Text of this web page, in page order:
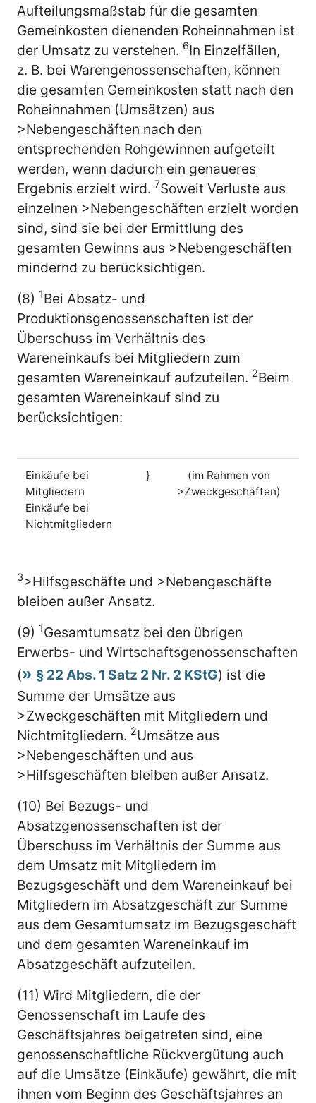
Aufteilungsmaßstab für die gesamten
Gemeinkosten dienenden Roheinnahmen ist
der Umsatz zu verstehen. 6In Einzelfällen,
z. B. bei Warengenossenschaften, können
die gesamten Gemeinkosten statt nach den
Roheinnahmen (Umsätzen) aus
>Nebengeschäften nach den
entsprechenden Rohgewinnen aufgeteilt
werden, wenn dadurch ein genaueres
Ergebnis erzielt wird. 7Soweit Verluste aus
einzelnen >Nebengeschäften erzielt worden
sind, sind sie bei der Ermittlung des
gesamten Gewinns aus >Nebengeschäften
mindernd zu berücksichtigen.
(8) 1Bei Absatz- und
Produktionsgenossenschaften ist der
Überschuss im Verhältnis des
Wareneinkaufs bei Mitgliedern zum
gesamten Wareneinkauf aufzuteilen. 2Beim
gesamten Wareneinkauf sind zu
berücksichtigen:
Einkäufe bei
Mitgliedern
Einkäufe bei
Nichtmitgliedern
}
(im Rahmen von
>Zweckgeschäften)
3>Hilfsgeschäfte und >Nebengeschäfte
bleiben außer Ansatz.
(9) 1Gesamtumsatz bei den übrigen
Erwerbs- und Wirtschaftsgenossenschaften
(
§ 22 Abs. 1 Satz 2 Nr. 2 KStG) ist die
Summe der Umsätze aus
>Zweckgeschäften mit Mitgliedern und
Nichtmitgliedern. 2Umsätze aus
>Nebengeschäften und aus
>Hilfsgeschäften bleiben außer Ansatz.
(10) Bei Bezugs- und
Absatzgenossenschaften ist der
Überschuss im Verhältnis der Summe aus
dem Umsatz mit Mitgliedern im
Bezugsgeschäft und dem Wareneinkauf bei
Mitgliedern im Absatzgeschäft zur Summe
aus dem Gesamtumsatz im Bezugsgeschäft
und dem gesamten Wareneinkauf im
Absatzgeschäft aufzuteilen.
(11) Wird Mitgliedern, die der
Genossenschaft im Laufe des
Geschäftsjahres beigetreten sind, eine
genossenschaftliche Rückvergütung auch
auf die Umsätze (Einkäufe) gewährt, die mit
ihnen vom Beginn des Geschäftsjahres an